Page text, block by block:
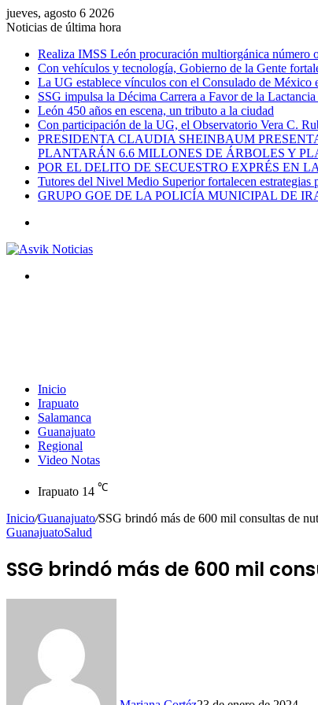
jueves, agosto 6 2026
Noticias de última hora
Realiza IMSS León procuración multiorgánica número
Con vehículos y tecnología, Gobierno de la Gente
La UG establece vínculos con el Consulado de México
SSG impulsa la Décima Carrera a Favor de la
León 450 años en escena, un tributo a la ciudad
Con participación de la UG, el Observatorio Vera C.
PRESIDENTA CLAUDIA SHEINBAUM
PLANTARÁN 6.6 MILLONES DE ÁRBOLES Y
POR EL DELITO DE SECUESTRO EXPRÉS EN
Tutores del Nivel Medio Superior fortalecen
GRUPO GOE DE LA POLICÍA MUNICIPAL DE
Inicio
Irapuato
Salamanca
Guanajuato
Regional
Video Notas
Irapuato 14 ℃
Inicio/Guanajuato/SSG brindó más de 600 mil consultas de
GuanajuatoSalud
SSG brindó más de 600 mil